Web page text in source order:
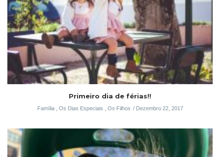
Primeiro dia de férias!!
Família, Os Dias Especiais Os Filhos Dezembro 22, 2017